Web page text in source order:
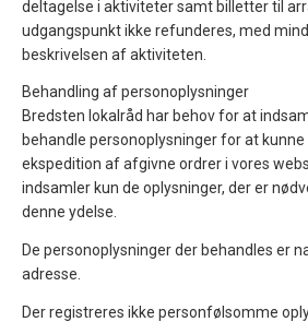
deltagelse i aktiviteter samt billetter til
udgangspunkt ikke refunderes, med
beskrivelsen af aktiviteten.
Behandling af personoplysninger
Bredsten lokalråd har behov for at
behandle personoplysninger for at
ekspedition af afgivne ordrer i vores
indsamler kun de oplysninger, der er
denne ydelse.
De personoplysninger der behandles er
adresse.
Der registreres ikke personfølsomme